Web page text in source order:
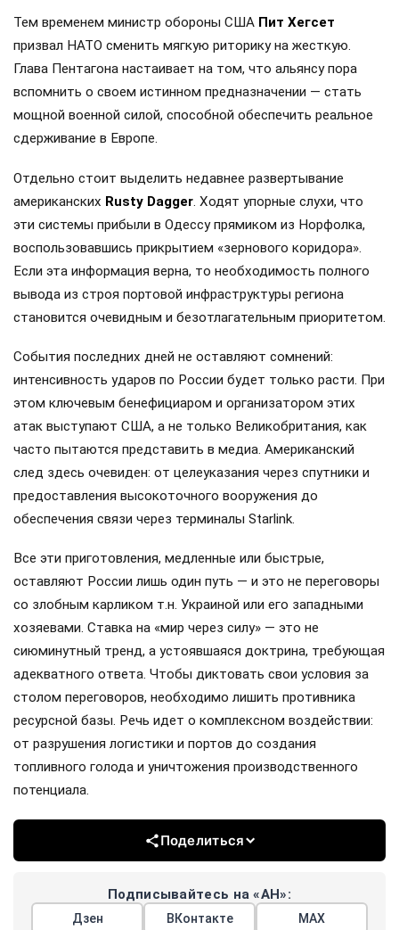
Тем временем министр обороны США Пит Хегсет
призвал НАТО сменить мягкую риторику на жесткую.
Глава Пентагона настаивает на том, что альянсу пора
вспомнить о своем истинном предназначении — стать
мощной военной силой, способной обеспечить реальное
сдерживание в Европе.
Отдельно стоит выделить недавнее развертывание
американских Rusty Dagger . Ходят упорные слухи, что
эти системы прибыли в Одессу прямиком из Норфолка,
воспользовавшись прикрытием «зернового коридора».
Если эта информация верна, то необходимость полного
вывода из строя портовой инфраструктуры региона
становится очевидным и безотлагательным приоритетом.
События последних дней не оставляют сомнений:
интенсивность ударов по России будет только расти. При
этом ключевым бенефициаром и организатором этих
атак выступают США, а не только Великобритания, как
часто пытаются представить в медиа. Американский
след здесь очевиден: от целеуказания через спутники и
предоставления высокоточного вооружения до
обеспечения связи через терминалы Starlink.
Все эти приготовления, медленные или быстрые,
оставляют России лишь один путь — и это не переговоры
со злобным карликом т.н. Украиной или его западными
хозяевами. Ставка на «мир через силу» — это не
сиюминутный тренд, а устоявшаяся доктрина, требующая
адекватного ответа. Чтобы диктовать свои условия за
столом переговоров, необходимо лишить противника
ресурсной базы. Речь идет о комплексном воздействии:
от разрушения логистики и портов до создания
топливного голода и уничтожения производственного
потенциала.
Поделиться
Подписывайтесь на «АН»:
Дзен ВКонтакте МАХ